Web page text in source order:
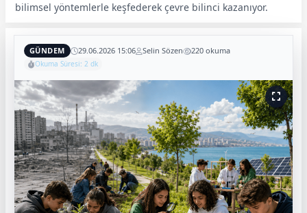
bilimsel yöntemlerle keşfederek çevre bilinci kazanıyor.
GÜNDEM 29.06.2026 15:06 Selin Sözen 220 okuma
Okuma Süresi: 2 dk